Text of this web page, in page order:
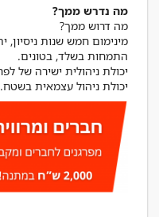
מה נדרש ממך?
יכולת ניהול עצמאית בשטח.